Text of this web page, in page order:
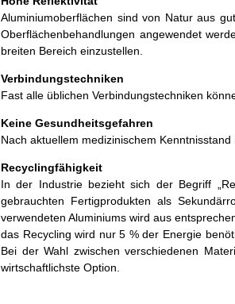
Aluminiumoberflächen sind von Natur aus
Oberflächenbehandlungen angewendet
breiten Bereich einzustellen.
Verbindungstechniken
Fast alle üblichen Verbindungstechniken
Keine Gesundheitsgefahren
Nach aktuellem medizinischem
Recyclingfähigkeit
In der Industrie bezieht sich der Begriff
gebrauchten Fertigprodukten als
verwendeten Aluminiums wird aus
das Recycling wird nur 5 % der Energie
Bei der Wahl zwischen verschiedenen
wirtschaftlichste Option.